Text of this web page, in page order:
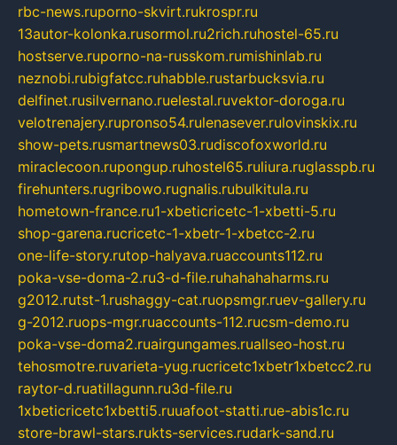
rbc-news.ruporno-skvirt.rukrospr.ru
13autor-kolonka.rusormol.ru2rich.ruhostel-65.ru
hostserve.ruporno-na-russkom.rumishinlab.ru
neznobi.rubigfatcc.ruhabble.rustarbucksvia.ru
delfinet.rusilvernano.ruelestal.ruvektor-doroga.ru
velotrenajery.rupronso54.rulenasever.rulovinskix.ru
show-pets.rusmartnews03.rudiscofoxworld.ru
miraclecoon.rupongup.ruhostel65.ruliura.ruglasspb.ru
firehunters.rugribowo.rugnalis.rubulkitula.ru
hometown-france.ru1-xbeticricetc-1-xbetti-5.ru
shop-garena.rucricetc-1-xbetr-1-xbetcc-2.ru
one-life-story.rutop-halyava.ruaccounts112.ru
poka-vse-doma-2.ru3-d-file.ruhahahaharms.ru
g2012.rutst-1.rushaggy-cat.ruopsmgr.ruev-gallery.ru
g-2012.ruops-mgr.ruaccounts-112.rucsm-demo.ru
poka-vse-doma2.ruairgungames.ruallseo-host.ru
tehosmotre.ruvarieta-yug.rucricetc1xbetr1xbetcc2.ru
raytor-d.ruatillagunn.ru3d-file.ru
1xbeticricetc1xbetti5.ruuafoot-statti.rue-abis1c.ru
store-brawl-stars.rukts-services.rudark-sand.ru